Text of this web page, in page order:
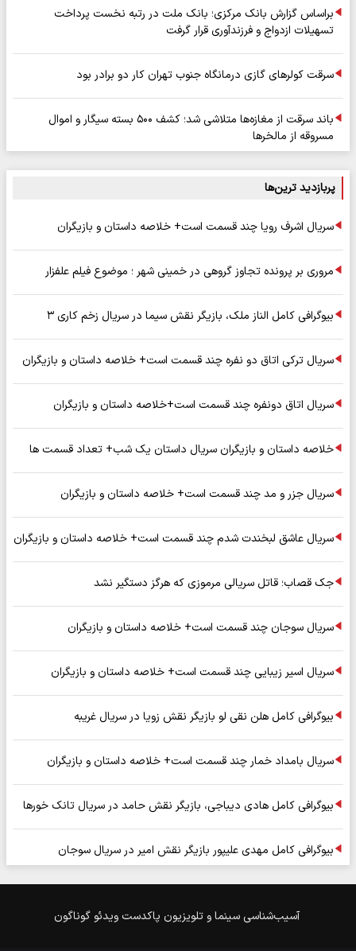
براساس گزارش بانک مرکزی؛ بانک ملت در رتبه نخست پرداخت
تسهیلات ازدواج و فرزندآوری قرار گرفت
سرقت کولرهای گازی درمانگاه جنوب تهران کار دو برادر بود
باند سرقت از مغازه‌ها متلاشی شد؛ کشف ۵۰۰ بسته سیگار و اموال
مسروقه از مالخرها
پربازدید ترین‌ها
سریال اشرف رویا چند قسمت است+ خلاصه داستان و بازیگران
مروری بر پرونده تجاوز گروهی در خمینی شهر ؛ موضوع فیلم علفزار
بیوگرافی کامل الناز ملک، بازیگر نقش سیما در سریال زخم کاری ۳
سریال ترکی اتاق دو نفره چند قسمت است+ خلاصه داستان و بازیگران
سریال اتاق دونفره چند قسمت است+خلاصه داستان و بازیگران
خلاصه داستان و بازیگران سریال داستان یک شب+ تعداد قسمت ها
سریال جزر و مد چند قسمت است+ خلاصه داستان و بازیگران
سریال عاشق لبخندت شدم چند قسمت است+ خلاصه داستان و بازیگران
جک قصاب؛ قاتل سریالی مرموزی که هرگز دستگیر نشد
سریال سوجان چند قسمت است+ خلاصه داستان و بازیگران
سریال اسیر زیبایی چند قسمت است+ خلاصه داستان و بازیگران
بیوگرافی کامل هلن نقی لو بازیگر نقش زویا در سریال غریبه
سریال بامداد خمار چند قسمت است+ خلاصه داستان و بازیگران
بیوگرافی کامل هادی دیباجی، بازیگر نقش حامد در سریال تانک خورها
بیوگرافی کامل مهدی علیپور بازیگر نقش امیر در سریال سوجان
آسیب‌شناسی سینما و تلویزیون پاکدست ویدئو گوناگون